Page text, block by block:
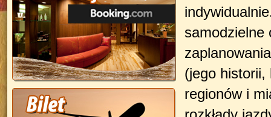
samodzielne
(jego historii,
regionów i